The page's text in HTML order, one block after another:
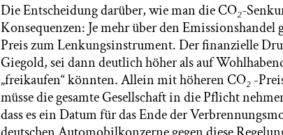
Die Entscheidung darüber, wie man die CO₂-
Konsequenzen: Je mehr über den Emissionshandel
Preis zum Lenkungsinstrument. Der finanzielle
Giegold, sei dann deutlich höher als auf
„freikaufen“ könnten. Allein mit höheren CO₂-
müsse die gesamte Gesellschaft in die Pflicht
dass es ein Datum für das Ende der